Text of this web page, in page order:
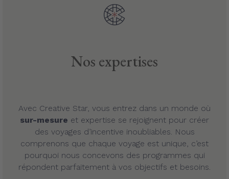
Nos expertises
Avec Creative Star, vous entrez dans un monde où
sur-mesure et expertise se rejoignent pour créer
des voyages d’incentive inoubliables. Nous
comprenons que chaque voyage est unique, c’est
pourquoi nous concevons des programmes qui
répondent parfaitement à vos objectifs et besoins.